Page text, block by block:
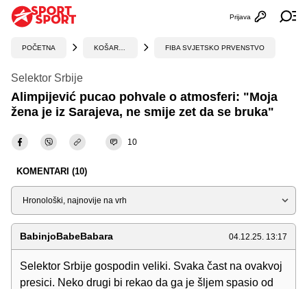
Otvori
Prijava
POČETNA FIBA SVJETSKO PRVENSTVO
Selektor Srbije
Alimpijević pucao pohvale o atmosferi: "Moja
žena je iz Sarajeva, ne smije zet da se bruka"
10
KOMENTARI (10)
Sortiraj
BabinjoBabeBabara 04.12.25. 13:17
Selektor Srbije gospodin veliki. Svaka čast na ovakvoj
presici. Neko drugi bi rekao da ga je šljem spasio od